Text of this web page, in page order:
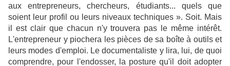
aux entrepreneurs, chercheurs, étudiants... quels que
soient leur profil ou leurs niveaux techniques ». Soit. Mais
il est clair que chacun n'y trouvera pas le même intérêt.
L'entrepreneur y piochera les pièces de sa boîte à outils et
leurs modes d'emploi. Le documentaliste y lira, lui, de quoi
comprendre, pour l'endosser, la posture qu'il doit adopter